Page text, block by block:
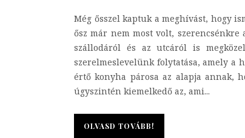
Még ősszel kaptuk a meghívást, hogy
ősz már nem most volt,
szállodáról és az utcáról is
szerelmeslevelünk folytatása, amely a
értő konyha párosa az alapja annak,
úgyszintén kiemelkedő az, ami...
OLVASD TOVÁBB!
OLVASD TOVÁBB!